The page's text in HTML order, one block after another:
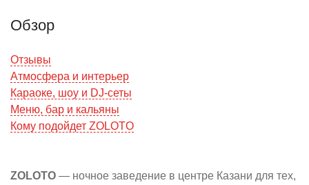
Обзор
Отзывы
Атмосфера и интерьер
Караоке, шоу и DJ-сеты
Меню, бар и кальяны
Кому подойдет ZOLOTO
ZOLOTO — ночное заведение в центре Казани для тех,